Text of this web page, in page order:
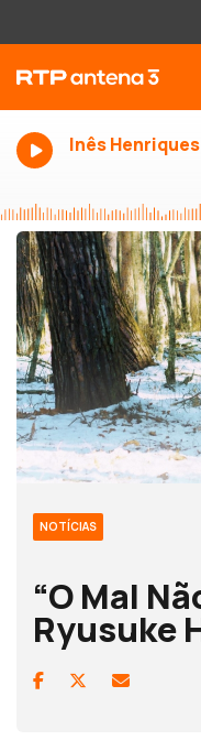
Inês Henriques
NOTÍCIAS
“O Mal
Ryusuke